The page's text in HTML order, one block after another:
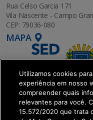
Rua Celso Garcia 171
Vila Nascente - Campo
CEP: 79036-080
MAPA
Utilizamos cookies
experiência em nosso
compreender quais
relevantes para você.
15.572/2020 que trata